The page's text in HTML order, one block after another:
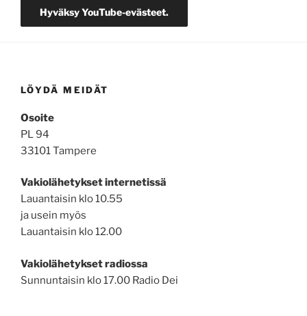
Hyväksy YouTube-evästeet.
LÖYDÄ MEIDÄT
Osoite
PL 94
33101 Tampere
Vakiolähetykset internetissä
Lauantaisin klo 10.55
ja usein myös
Lauantaisin klo 12.00
Vakiolähetykset radiossa
Sunnuntaisin klo 17.00 Radio Dei